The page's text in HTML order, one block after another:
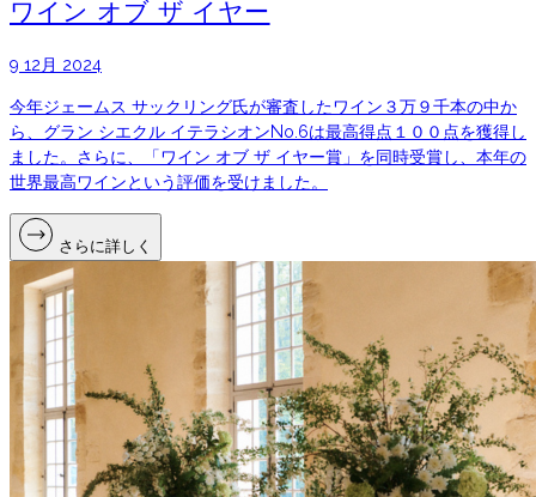
ワイン オブ ザ イヤー
9 12月 2024
今年ジェームス サックリング氏が審査したワイン３万９千本の中か
ら、グラン シエクル イテラシオンNo.6は最高得点１００点を獲得し
ました。さらに、「ワイン オブ ザ イヤー賞」を同時受賞し、本年の
世界最高ワインという評価を受けました。
さらに詳しく